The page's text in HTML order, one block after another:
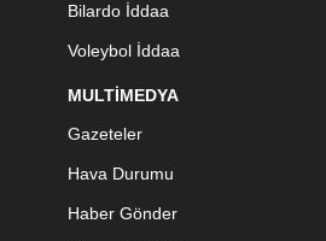
Bilardo İddaa
Voleybol İddaa
MULTİMEDYA
Gazeteler
Hava Durumu
Haber Gönder